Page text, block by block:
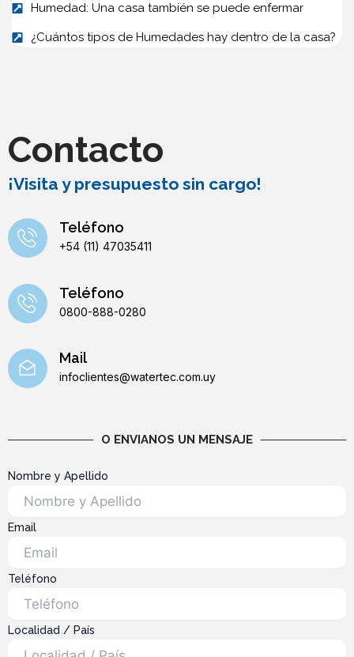
Humedad: Una casa también se puede enfermar
¿Cuántos tipos de Humedades hay dentro de la casa?
Contacto
¡Visita y presupuesto sin cargo!
Teléfono
+54 (11) 47035411
Teléfono
0800-888-0280
Mail
infoclientes@watertec.com.uy
O ENVIANOS UN MENSAJE
Nombre y Apellido
Email
Teléfono
Localidad / País